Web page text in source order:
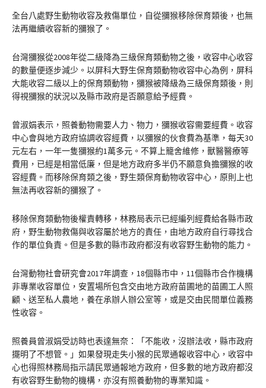
全台八處野生動物收容及救傷單位，自從獼猴移除保育類後，也無
法再繼續收容新的獼猴了。
台灣獼猴從2008年從二級降為三級保育類動物之後，收容中心收容
的數量便逐步減少。以屏科大野生保育類動物收容中心為例，屏科
大能收容二級以上的保育類動物，獼猴被降級為三級保育類後，則
得視獼猴的狀況以及縣市政府是否願意給予經費。
曾淑娟表示，照養動物需要人力、物力，獼猴收容需要經費。收容
中心會與地方政府協調收容經費，以獼猴的伙食費為基準，每天30
元左右，一年一隻獼猴約1萬多元。不算上籠舍維修，獸醫醫療等
費用，已經是相當低廉，但是地方政府多半仍不願意負擔獼猴的收
容經費。而移除保育類之後，野生類保育動物收容中心，原則上也
無法再收容新的獼猴了。
移除保育類動物後權責轉移，林務局表示已經編列經費給各縣市政
府，野生動物救傷與收容屬於地方的責任，由地方政府自行尋找合
作的單位負責。但是多數的縣市政府都沒有收容野生動物的能力。
台灣動物社會研究會2017年調查，18個縣市中，11個縣市合作機構
非專業收容單位，安置場所包含交由地方政府苗圃地的苗圃工人照
顧、送至私人農地，養在承辦人辦公室等，或是交由民間單位義務
性收容。
照養員曾淑娟受訪時也表達無奈：「不能收，沒辦法收，縣市政府
擺明了不想管。」如果發現走失小猴的民眾通報收容中心，收容中
心也得照林務局指示請民眾通報地方政府，但多數的地方政府都沒
有收容野生動物的機構，亦沒有照養動物的專業知識。